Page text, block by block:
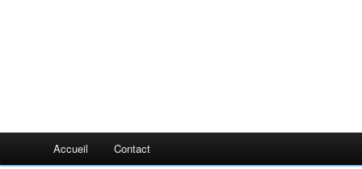
Accueil Contact